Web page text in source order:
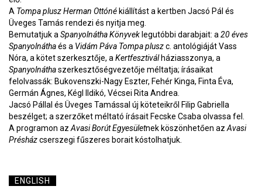
A Tompa plusz Herman Ottóné kiállítást a kertben Jacsó Pál és
Üveges Tamás rendezi és nyitja meg.
Bemutatjuk aSpanyolnátha Könyvek legutóbbi darabjait: a20 éves
Spanyolnáthaés a Vidám Páva Tompa pluszc. antológiáját Vass
Nóra, a kötet szerkesztője, aKertfesztiválháziasszonya, a
Spanyolnáthaszerkesztőségvezetője méltatja; írásaikat
felolvassák: Bukovenszki-Nagy Eszter, Fehér Kinga, Finta Éva,
Germán Ágnes, Kégl Ildikó, Vécsei Rita Andrea.
Jacsó Pállal és Üveges Tamással új köteteikről Filip Gabriella
beszélget; a szerzőket méltató írásait Fecske Csaba olvassa fel.
A programon azAvasi Borút Egyesületnek köszönhetően azAvasi
Présházcserszegi fűszeres borait kóstolhatjuk.
ENGLISH